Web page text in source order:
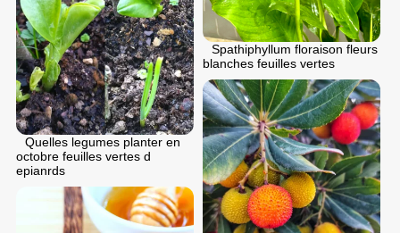
Spathiphyllum floraison fleurs
blanches feuilles vertes
Quelles legumes planter en
octobre feuilles vertes d
epianrds